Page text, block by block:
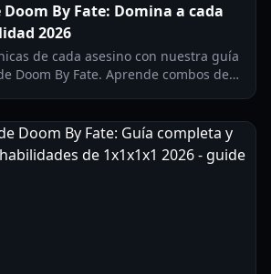
Doom By Fate: Domina a cada
2026
de cada asesino con nuestra guía
Doom By Fate. Aprende combos de